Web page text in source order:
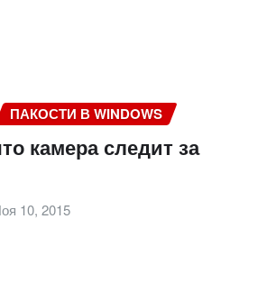
ПАКОСТИ В WINDOWS
камера следит за
10, 2015